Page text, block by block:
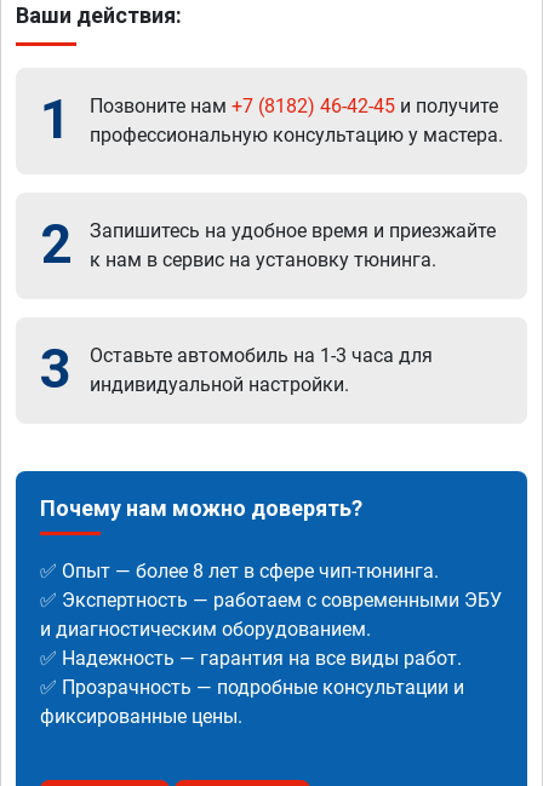
Ваши действия:
1 Позвоните нам +7 (8182) 46-42-45 и получите
профессиональную консультацию у мастера.
2
Запишитесь на удобное время и приезжайте
к нам в сервис на установку тюнинга.
3
Оставьте автомобиль на 1-3 часа для
индивидуальной настройки.
Почему нам можно доверять?
✅ Опыт — более 8 лет в сфере чип-тюнинга.
✅ Экспертность — работаем с современными ЭБУ
и диагностическим оборудованием.
✅ Надежность — гарантия на все виды работ.
✅ Прозрачность — подробные консультации и
фиксированные цены.